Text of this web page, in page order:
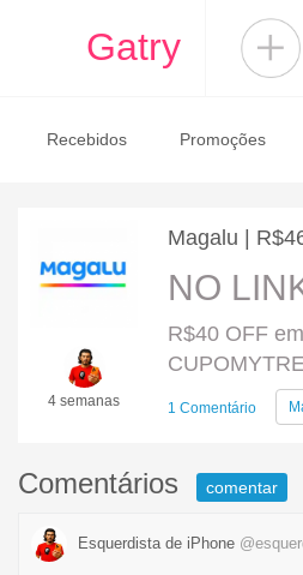
Gatry
Recebidos Promoções
4 semanas
Magalu |
NO
R$40 OFF
1 Comentário
Comentários comentar
Esquerdista de iPhone